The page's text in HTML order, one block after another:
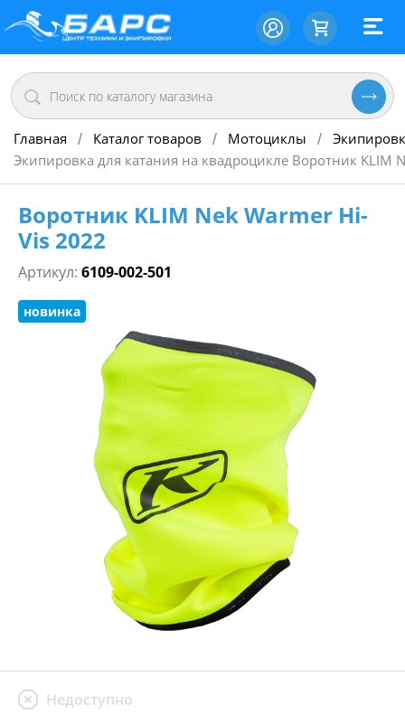
Главная / Каталог товаров / Мотоциклы /
Экипировка для катания на квадроцикле Воротник KLIM
Воротник KLIM Nek Warmer Hi-
Vis 2022
Артикул: 6109-002-501
новинка
Недоступно